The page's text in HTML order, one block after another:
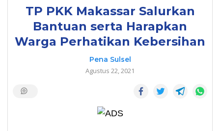
TP PKK Makassar Salurkan
Bantuan serta Harapkan
Warga Perhatikan Kebersihan
Pena Sulsel
Agustus 22, 2021